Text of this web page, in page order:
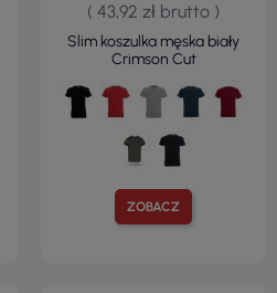
ZOBACZ
( 43,92 zł brutto )
Slim koszulka męska biały
Crimson Cut